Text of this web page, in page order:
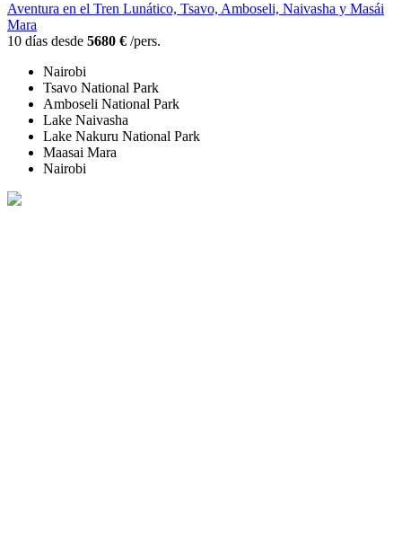
Aventura en el Tren Lunático, Tsavo, Amboseli, Naivasha y Masái
Mara
10 días desde 5680 € /pers.
Nairobi
Tsavo National Park
Amboseli National Park
Lake Naivasha
Lake Nakuru National Park
Maasai Mara
Nairobi